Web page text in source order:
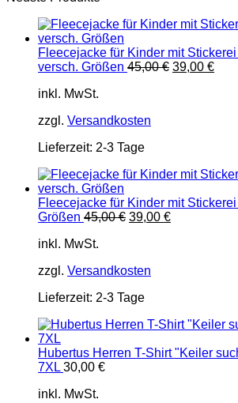
Fleecejacke für Kinder mit
versch. Größen 45,00€ 39,00 €
inkl. MwSt.
zzgl. Versandkosten
Lieferzeit: 2-3 Tage
Fleecejacke für Kinder mit
Größen 45,00€ Ursprünglicher
39,00 €Aktueller
inkl. MwSt.
zzgl. Versandkosten
Lieferzeit: 2-3 Tage
Hubertus Herren T-Shirt "Keiler
7XL 30,00 €
inkl. MwSt.